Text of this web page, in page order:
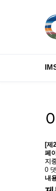
[제
페
지
0
내